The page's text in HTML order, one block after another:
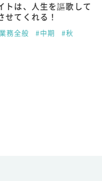
トは、人生を謳歌して
せてくれる！
務全般 #中期 #秋